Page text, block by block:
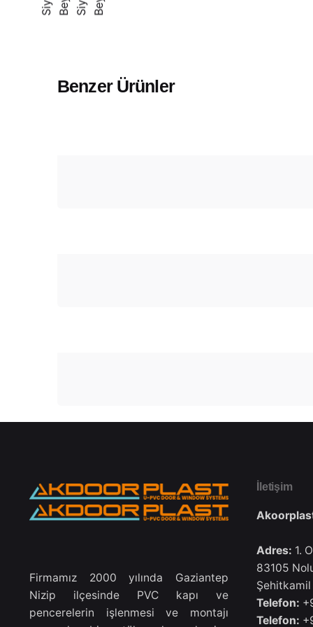
Benzer Ürünler
Firmamız 2000 yılında Gaziantep
Nizip ilçesinde PVC kapı ve
pencerelerin işlenmesi ve montajı
İletişim
Adres: 1.
83105
Telefon:
Telefon: